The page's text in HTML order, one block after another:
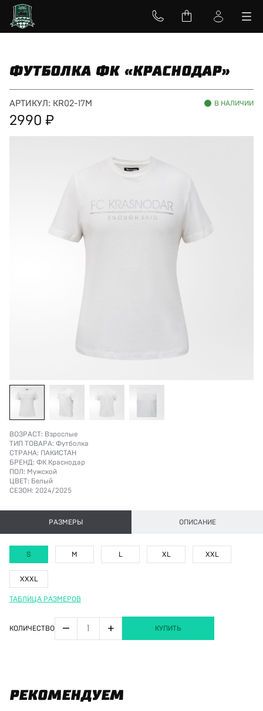
ФУТБОЛКА ФК «КРАСНОДАР»
АРТИКУЛ: KR02-17M В НАЛИЧИИ
2990
ВОЗРАСТ: Взрослые
ТИП ТОВАРА: Футболка
СТРАНА: ПАКИСТАН
БРЕНД: ФК Краснодар
ПОЛ: Мужской
ЦВЕТ: Белый
СЕЗОН: 2024/2025
РАЗМЕРЫ ОПИСАНИЕ
S M L XL XXL
XXXL
ТАБЛИЦА РАЗМЕРОВ
КОЛИЧЕСТВО − + КУПИТЬ
РЕКОМЕНДУЕМ